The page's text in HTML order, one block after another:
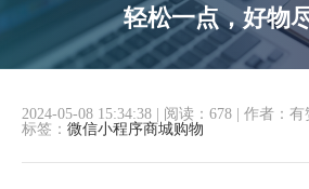
轻松一点，好物
2024-05-08 15:34:38 阅读：678 作者：有
标签： 微信小程序商城购物